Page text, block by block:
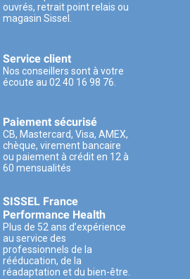
ouvrés, retrait point relais ou
magasin Sissel.
Service client
Nos conseillers sont à votre
écoute au 02 40 16 98 76.
Paiement sécurisé
CB, Mastercard, Visa, AMEX,
chèque, virement bancaire
ou paiement à crédit en 12 à
60 mensualités
SISSEL France
Performance Health
Plus de 52 ans d’expérience
au service des
professionnels de la
rééducation, de la
réadaptation et du bien-être.